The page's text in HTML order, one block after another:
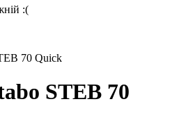
:(
70 Quick
STEB 70